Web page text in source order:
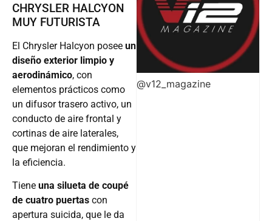
CHRYSLER HALCYON
MUY FUTURISTA
El Chrysler Halcyon posee un
diseño exterior limpio y
aerodinámico, con
elementos prácticos como
un difusor trasero activo, un
conducto de aire frontal y
cortinas de aire laterales,
que mejoran el rendimiento y
la eficiencia.
Tiene una silueta de coupé
de cuatro puertas con
apertura suicida, que le da
@v12_magazine